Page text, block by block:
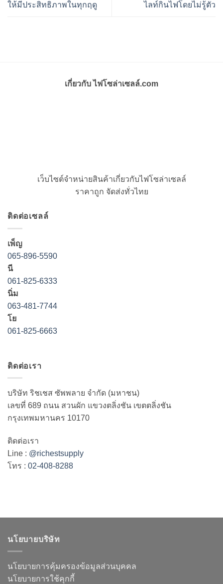
ให้มีประสิทธิภาพในทุกฤดู
ไลท์กินไฟโดยไม่รู้ตัว
เกี่ยวกับ ไฟโซล่าเซลล์.com
เว็บไซต์จำหน่ายสินค้าเกี่ยวกับไฟโซล่าเซลล์
ราคาถูก จัดส่งทั่วไทย
ติดต่อเซลล์
เพ็ญ
065-896-5590
นี
061-825-6333
นิ่ม
063-481-7744
โย
061-825-6663
ติดต่อเรา
บริษัท ริชเชส ซัพพลาย จำกัด (มหาชน)
เลขที่ 689 ถนน สวนผัก แขวงตลิ่งชัน เขตตลิ่งชัน
กรุงเทพมหานคร 10170
ติดต่อเรา
Line : @richestsupply
โทร : 02-408-8288
นโยบายบริษัท
นโยบายการคุ้มครองข้อมูลส่วนบุคคล
นโยบายการใช้คุกกี้